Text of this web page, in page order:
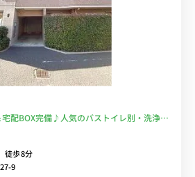
配BOX完備♪人気のバストイレ別・洗浄便
Fi格安レンタル中！
歩8分
9